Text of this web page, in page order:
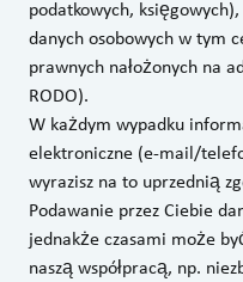
podatkowych,
danych osobowych w tym
prawnych nałożonych na
RODO).
W każdym wypadku
elektroniczne (e-mail/
wyrazisz na to uprzednią
Podawanie przez Ciebie
jednakże czasami może
naszą współpracą, np.